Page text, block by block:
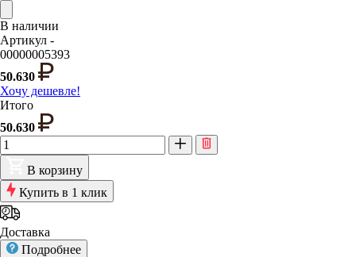
В наличии
Артикул -
00000005393
50.630
Хочу дешевле!
Итого
50.630
В корзину
Купить в 1 клик
Доставка
Подробнее